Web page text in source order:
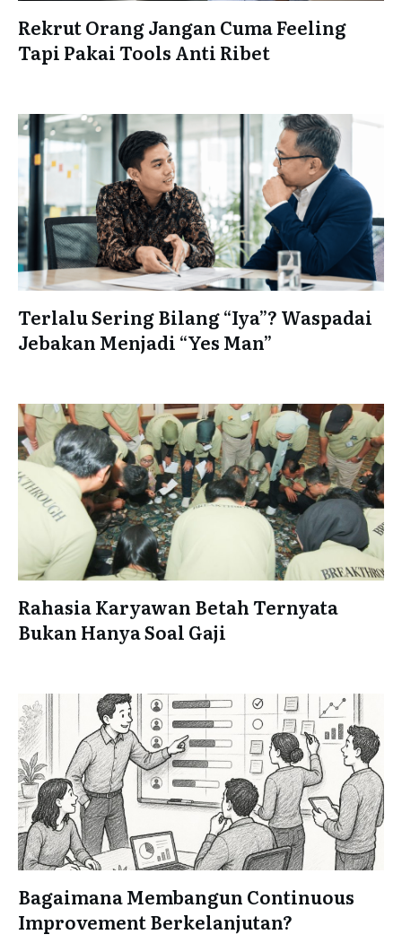
Rekrut Orang Jangan Cuma Feeling
Tapi Pakai Tools Anti Ribet
Terlalu Sering Bilang “Iya”? Waspadai
Jebakan Menjadi “Yes Man”
Rahasia Karyawan Betah Ternyata
Bukan Hanya Soal Gaji
Bagaimana Membangun Continuous
Improvement Berkelanjutan?